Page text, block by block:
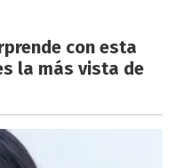
con esta
la más vista de